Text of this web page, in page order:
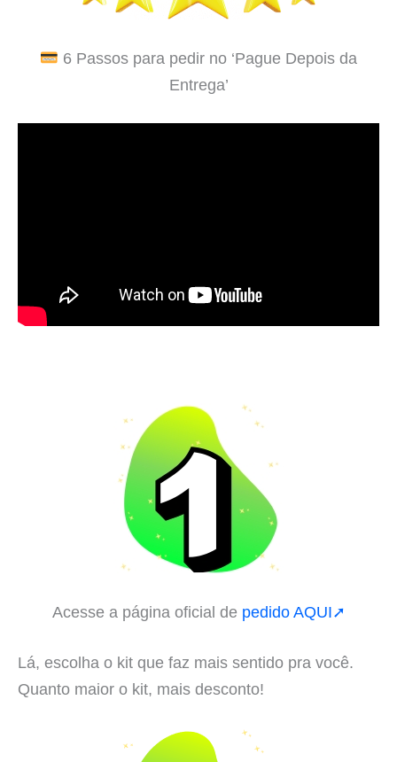
6 Passos para pedir no ‘Pague Depois da
Entrega’
Acesse a página oficial de pedido AQUI➚
Lá, escolha o kit que faz mais sentido pra você.
Quanto maior o kit, mais desconto!